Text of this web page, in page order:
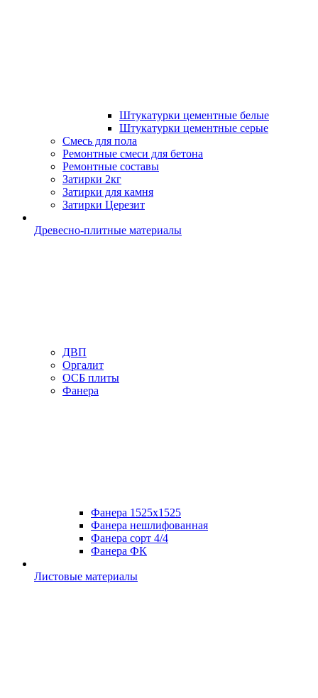
Штукатурки цементные белые
Штукатурки цементные серые
Смесь для пола
Ремонтные смеси для бетона
Ремонтные составы
Затирки 2кг
Затирки для камня
Затирки Церезит
Древесно-плитные материалы
ДВП
Оргалит
ОСБ плиты
Фанера
Фанера 1525х1525
Фанера нешлифованная
Фанера сорт 4/4
Фанера ФК
Листовые материалы